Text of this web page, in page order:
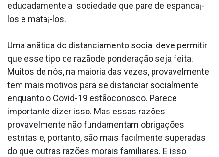
educadamente a sociedade que pare de espanca¡-
los e mata¡-los.
Uma anãtica do distanciamento social deve permitir
que esse tipo de razãode ponderação seja feita.
Muitos de nós, na maioria das vezes, provavelmente
tem mais motivos para se distanciar socialmente
enquanto o Covid-19 estãoconosco. Parece
importante dizer isso. Mas essas razões
provavelmente não fundamentam obrigações
estritas e, portanto, são mais facilmente superadas
do que outras razões morais familiares. E isso